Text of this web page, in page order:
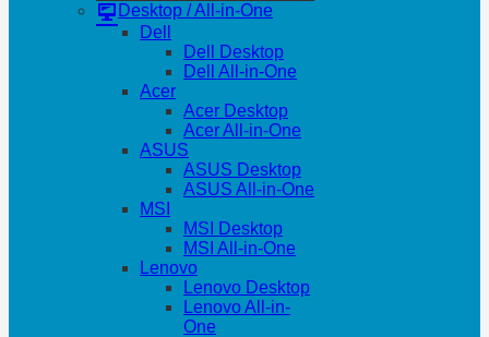
Desktop / All-in-One
Dell
Dell Desktop
Dell All-in-One
Acer
Acer Desktop
Acer All-in-One
ASUS
ASUS Desktop
ASUS All-in-One
MSI
MSI Desktop
MSI All-in-One
Lenovo
Lenovo Desktop
Lenovo All-in-
One